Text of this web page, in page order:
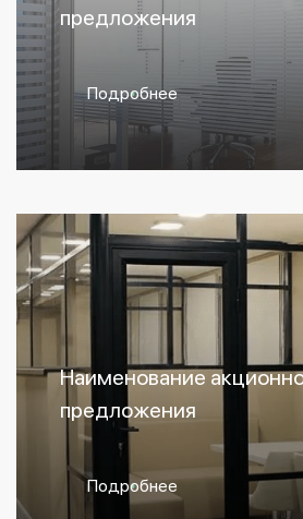
предложения
Подробнее
Наименование
предложения
Подробнее